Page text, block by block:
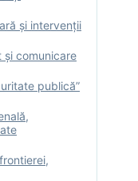
şi intervenţii
și comunicare
publică”